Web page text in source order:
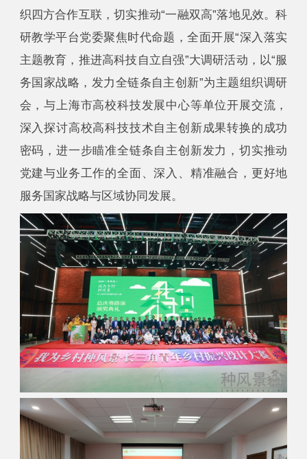
织四方合作互联，切实推动“一融双高”落地见效。科
研教学平台党委聚焦时代命题，全面开展“深入落实
主题教育，推进高科技自立自强”大调研活动，以“服
务国家战略，发力全链条自主创新”为主题组织调研
会，与上海市高校科技发展中心等单位开展交流，
深入探讨高校高科技技术自主创新成果转换的成功
密码，进一步瞄准全链条自主创新发力，切实推动
党建与业务工作的全面、深入、精准融合，更好地
服务国家战略与区域协同发展。